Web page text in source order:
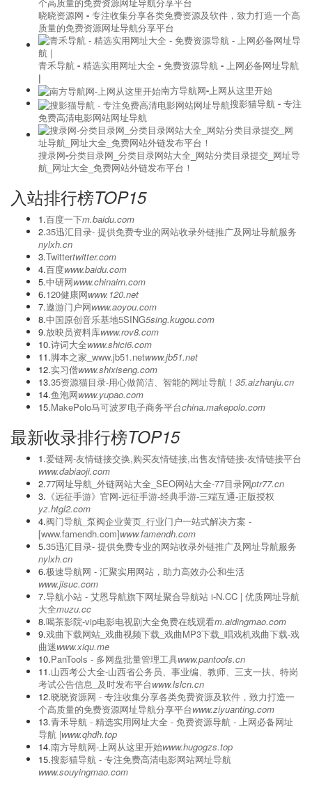
晓晓资源网 - 专注收集分享各类免费资源及软件，致力打造一个高
质量的免费资源网址导航分享平台
青禾导航 - 精选实用网址大全 - 免费资源导航 - 上网必备网址导航
|
南方导航网-上网从这里开始
搜影猫导航 - 专注
免费高清电影网站网址导航
搜录网-分类目录网_分类目录网站大全_网站分类目录提交_网址导
航_网址大全_免费网站外链发布平台！
入站排行榜TOP15
1.百度一下m.baidu.com
2.‌35迅汇目录- 提供免费专业的网站收录外链推广及网址导航服务
nylxh.cn
3.Twittertwitter.com
4.百度www.baidu.com
5.中研网www.chinairn.com
6.120健康网www.120.net
7.遨游门户网www.aoyou.com
8.中国原创音乐基地5SING5sing.kugou.com
9.放映员资料库www.rov8.com
10.诗词大全www.shici6.com
11.脚本之家_www.jb51.netwww.jb51.net
12.实习僧www.shixiseng.com
13.35资源猫目录-用心做简洁、智能的网址导航！ 35.aizhanju.cn
14.鱼泡网www.yupao.com
15.MakePolo马可波罗电子商务平台china.makepolo.com
最新收录排行榜TOP15
1.爱链网-友情链接交换,购买友情链接,出售友情链接-友情链接平台
www.dabiaoji.com
2.77网址导航_外链网站大全_SEO网站大全-77目录网ptr77.cn
3. 《远征手游》官网-远征手游-经典手游-三端互通-正版授权
yz.htgl2.com
4.阀门导航_泵阀企业黄页_行业门户一站式解决方案 -
[www.famendh.com]www.famendh.com
5.‌35迅汇目录- 提供免费专业的网站收录外链推广及网址导航服务
nylxh.cn
6.极速导航网 - 汇聚实用网站，助力高效办公和生活
www.jisuc.com
7.导航小站 - 艾恩导航旗下网址聚合导航站 i-N.CC | 优质网址导航
大全muzu.cc
8.喝茶影院-vip电影电视剧大全免费在线观看m.aidingmao.com
9.戏曲下载网站_戏曲视频下载_戏曲MP3下载_唱戏机戏曲下载-戏
曲迷www.xiqu.me
10.PanTools - 多网盘批量管理工具www.pantools.cn
11.山西考公大全-山西省公务员、事业编、教师、三支一扶、特岗
考试公告信息_及时发布平台www.lslcn.cn
12.晓晓资源网 - 专注收集分享各类免费资源及软件，致力打造一
个高质量的免费资源网址导航分享平台www.ziyuanting.com
13.青禾导航 - 精选实用网址大全 - 免费资源导航 - 上网必备网址
导航 |www.qhdh.top
14.南方导航网-上网从这里开始www.hugogzs.top
15.搜影猫导航 - 专注免费高清电影网站网址导航
www.souyingmao.com